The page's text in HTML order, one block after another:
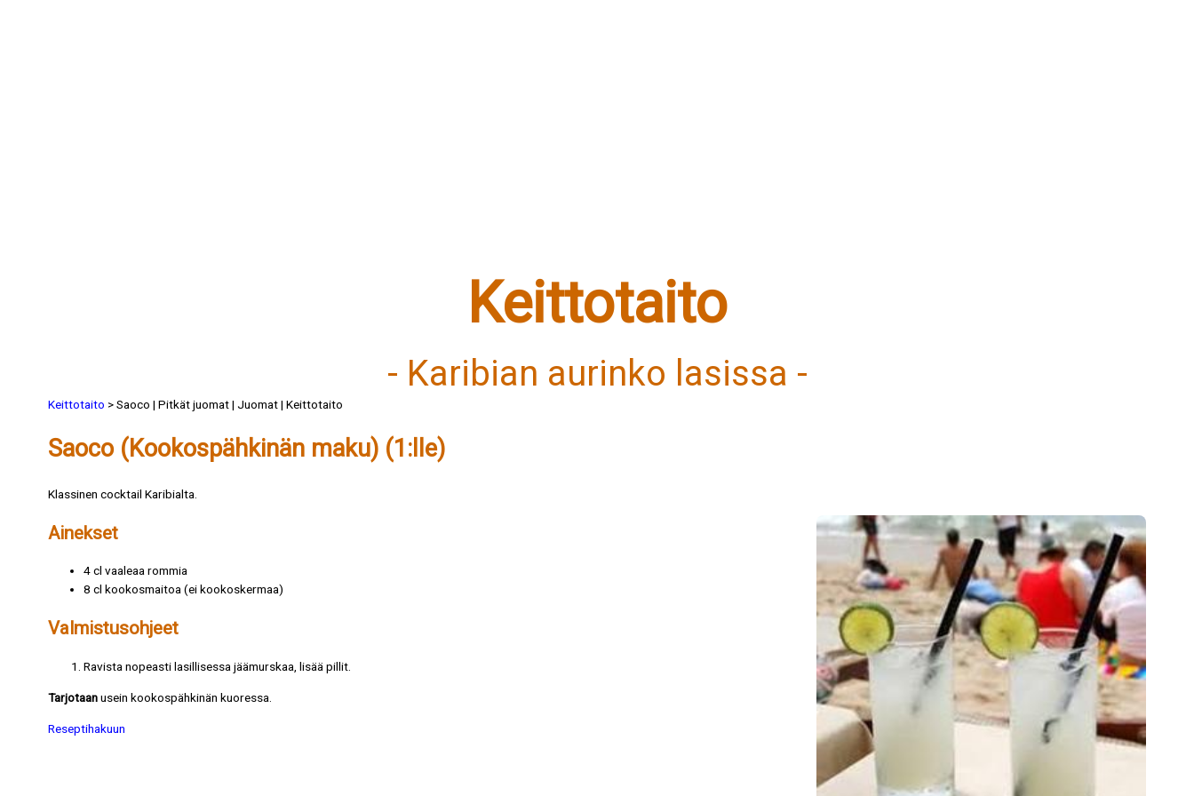
Keittotaito
- Karibian aurinko lasissa -
Keittotaito > Saoco | Pitkät juomat | Juomat | Keittotaito
Saoco (Kookospähkinän maku) (1:lle)
Klassinen cocktail Karibialta.
Ainekset
4 cl vaaleaa rommia
8 cl kookosmaitoa (ei kookoskermaa)
Valmistusohjeet
Ravista nopeasti lasillisessa jäämurskaa, lisää pillit.
Tarjotaanusein kookospähkinän kuoressa.
Reseptihakuun